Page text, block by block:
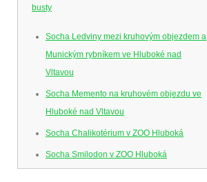
busty
Socha Ledviny mezi kruhovým objezdem a
Munickým rybníkem ve Hluboké nad
Vltavou
Socha Memento na kruhovém objezdu ve
Hluboké nad Vltavou
Socha Chalikotérium v ZOO Hluboká
Socha Smilodon v ZOO Hluboká